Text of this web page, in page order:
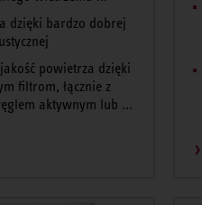
dzięki bardzo dobrej
powietrza dzięki
filtrom, łącznie z
aktywnym lub ...